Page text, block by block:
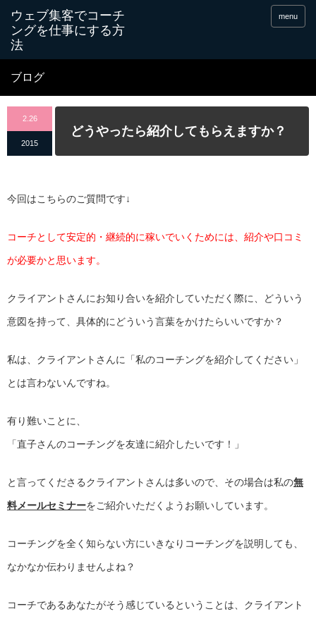
menu
ブログ
2.26
2015
どうやったら紹介してもらえますか？
今回はこちらのご質問です↓
コーチとして安定的・継続的に稼いでいくためには、紹介や口コミ
が必要かと思います。
クライアントさんにお知り合いを紹介していただく際に、どういう
意図を持って、具体的にどういう言葉をかけたらいいですか？
私は、クライアントさんに「私のコーチングを紹介してください」
とは言わないんですね。
有り難いことに、
「直子さんのコーチングを友達に紹介したいです！」
と言ってくださるクライアントさんは多いので、その場合は私の無
料メールセミナーをご紹介いただくようお願いしています。
コーチングを全く知らない方にいきなりコーチングを説明しても、
なかなか伝わりませんよね？
コーチであるあなたがそう感じているということは、クライアント